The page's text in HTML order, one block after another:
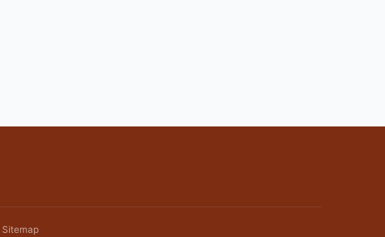
Sitemap